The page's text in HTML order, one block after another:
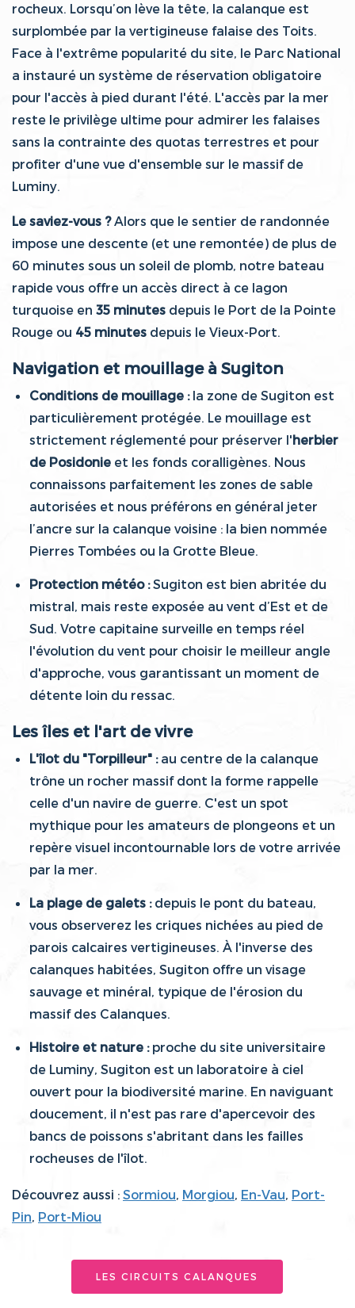
rocheux. Lorsqu’on lève la tête, la calanque est
surplombée par la vertigineuse falaise des Toits.
Face à l'extrême popularité du site, le Parc National
a instauré un système de réservation obligatoire
pour l'accès à pied durant l'été. L'accès par la mer
reste le privilège ultime pour admirer les falaises
sans la contrainte des quotas terrestres et pour
profiter d'une vue d'ensemble sur le massif de
Luminy.
Le saviez-vous ?Alors que le sentier de randonnée
impose une descente (et une remontée) de plus de
60 minutes sous un soleil de plomb, notre bateau
rapide vous offre un accès direct à ce lagon
turquoise en 35 minutes depuis le Port de la Pointe
Rouge ou 45 minutes depuis le Vieux-Port.
Navigation et mouillage à Sugiton
Conditions de mouillage :la zone de Sugiton est
particulièrement protégée. Le mouillage est
strictement réglementé pour préserver l'herbier
de Posidonie et les fonds coralligènes. Nous
connaissons parfaitement les zones de sable
autorisées et nous préférons en général jeter
l’ancre sur la calanque voisine : la bien nommée
Pierres Tombées ou la Grotte Bleue.
Protection météo :Sugiton est bien abritée du
mistral, mais reste exposée au vent d’Est et de
Sud. Votre capitaine surveille en temps réel
l'évolution du vent pour choisir le meilleur angle
d'approche, vous garantissant un moment de
détente loin du ressac.
Les îles et l'art de vivre
L'îlot du "Torpilleur" :au centre de la calanque
trône un rocher massif dont la forme rappelle
celle d'un navire de guerre. C'est un spot
mythique pour les amateurs de plongeons et un
repère visuel incontournable lors de votre arrivée
par la mer.
La plage de galets :depuis le pont du bateau,
vous observerez les criques nichées au pied de
parois calcaires vertigineuses. À l'inverse des
calanques habitées, Sugiton offre un visage
sauvage et minéral, typique de l'érosion du
massif des Calanques.
Histoire et nature :proche du site universitaire
de Luminy, Sugiton est un laboratoire à ciel
ouvert pour la biodiversité marine. En naviguant
doucement, il n'est pas rare d'apercevoir des
bancs de poissons s'abritant dans les failles
rocheuses de l'îlot.
Découvrez aussi : Sormiou, Morgiou, En-Vau, Port-
Pin, Port-Miou
LES CIRCUITS CALANQUES